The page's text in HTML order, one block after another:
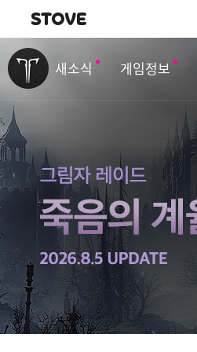
내비게이션
새소식 게임정보
벤
트
&
업
데
이
트